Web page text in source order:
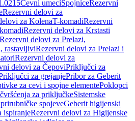
Cevni umeciSpojniceRezervni
Rezervni delovi za
za KolenaT-komadiRezervni
Rezervni delovi za Krstasti
Rezervni delovi za Prelazi,
rastavljiviRezervni delovi za Prelazi i
Rezervni delovi za
delovi za ČepoviPriključci za
za grejanjePribor za Geberit
za cevi i spojne elementePoklopci
za priključkeSistemske
spojeveGeberit higijenski
ispiranjeRezervni delovi za Higijenske